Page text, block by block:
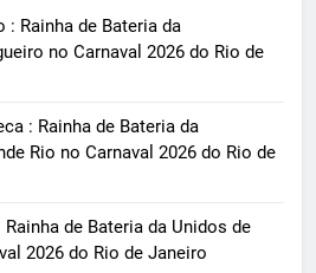
: Rainha de Bateria da
no Carnaval 2026 do Rio de
: Rainha de Bateria da
Rio no Carnaval 2026 do Rio de
de Bateria da Unidos de
2026 do Rio de Janeiro